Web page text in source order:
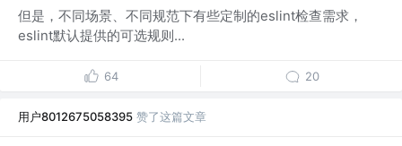
但是，不同场景、不同规范下有些定制的eslint检查需求，
eslint默认提供的可选规则...
64 20
用户8012675058395 赞了这篇文章